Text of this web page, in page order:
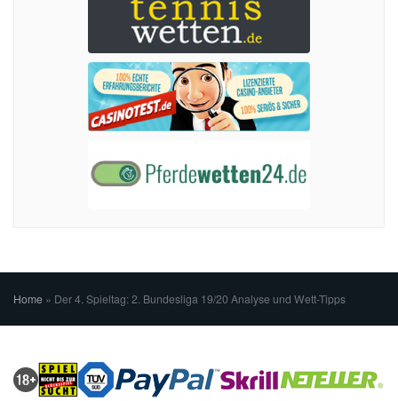
Home » Der 4. Spieltag: 2. Bundesliga 19/20 Analyse und Wett-Tipps